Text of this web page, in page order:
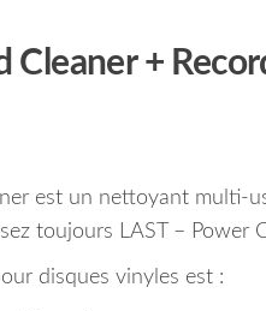
Cleaner +
est un nettoyant multi-
toujours LAST – Power
disques vinyles est :